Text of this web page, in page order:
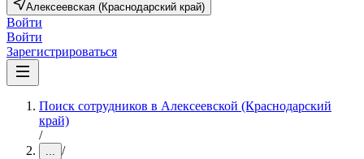
Алексеевская (Краснодарский край)
Войти
Войти
Зарегистрироваться
Поиск сотрудников в Алексеевской (Краснодарский
край)
/
... /